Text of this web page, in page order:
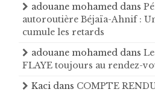
adouane mohamed dans
autoroutière Béjaïa-Ahnif :
cumule les retards
adouane mohamed dans
FLAYE toujours au rendez-
Kaci dans COMPTE